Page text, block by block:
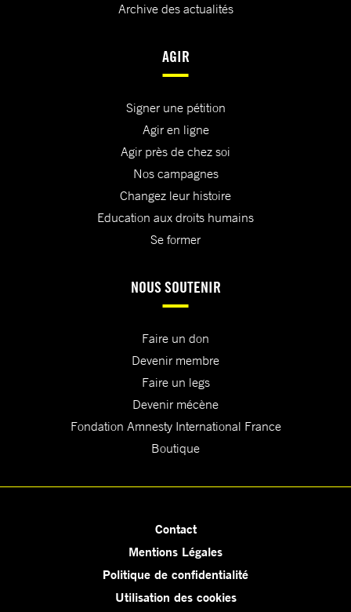
Archive des actualités
AGIR
Signer une pétition
Agir en ligne
Agir près de chez soi
Nos campagnes
Changez leur histoire
Education aux droits humains
Se former
NOUS SOUTENIR
Faire un don
Devenir membre
Faire un legs
Devenir mécène
Fondation Amnesty International France
Boutique
Contact
Mentions Légales
Politique de confidentialité
Utilisation des cookies